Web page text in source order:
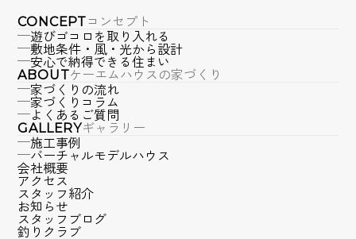
CONCEPTコンセプト
遊びゴコロを取り入れる
敷地条件・風・光から設計
安心で納得できる住まい
ABOUTケーエムハウスの家づくり
家づくりの流れ
家づくりコラム
よくあるご質問
GALLERYギャラリー
施工事例
バーチャルモデルハウス
会社概要
アクセス
スタッフ紹介
お知らせ
スタッフブログ
釣りクラブ